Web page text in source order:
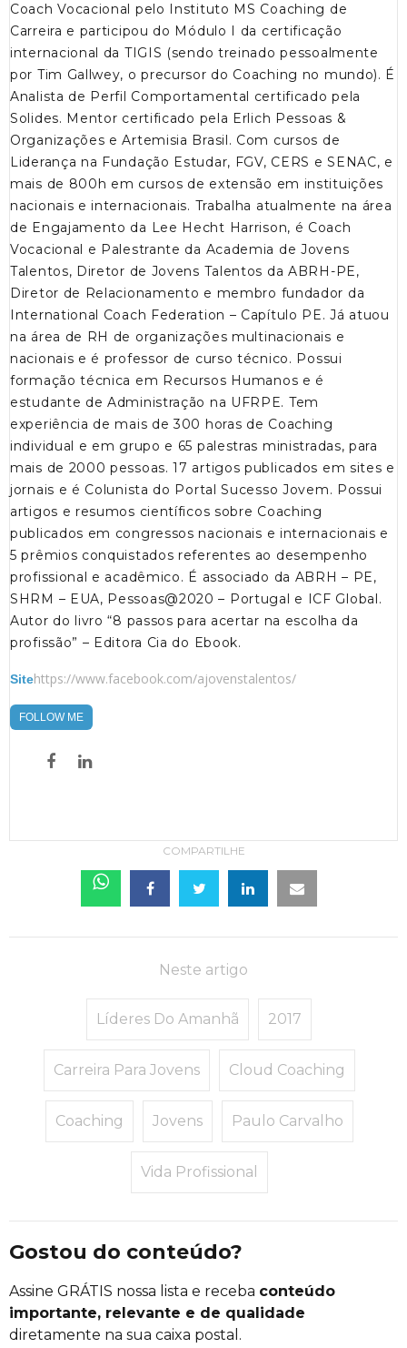
Coach Vocacional pelo Instituto MS Coaching de
Carreira e participou do Módulo I da certificação
internacional da TIGIS (sendo treinado pessoalmente
por Tim Gallwey, o precursor do Coaching no mundo). É
Analista de Perfil Comportamental certificado pela
Solides. Mentor certificado pela Erlich Pessoas &
Organizações e Artemisia Brasil. Com cursos de
Liderança na Fundação Estudar, FGV, CERS e SENAC, e
mais de 800h em cursos de extensão em instituições
nacionais e internacionais. Trabalha atualmente na área
de Engajamento da Lee Hecht Harrison, é Coach
Vocacional e Palestrante da Academia de Jovens
Talentos, Diretor de Jovens Talentos da ABRH-PE,
Diretor de Relacionamento e membro fundador da
International Coach Federation – Capítulo PE. Já atuou
na área de RH de organizações multinacionais e
nacionais e é professor de curso técnico. Possui
formação técnica em Recursos Humanos e é
estudante de Administração na UFRPE. Tem
experiência de mais de 300 horas de Coaching
individual e em grupo e 65 palestras ministradas, para
mais de 2000 pessoas. 17 artigos publicados em sites e
jornais e é Colunista do Portal Sucesso Jovem. Possui
artigos e resumos científicos sobre Coaching
publicados em congressos nacionais e internacionais e
5 prêmios conquistados referentes ao desempenho
profissional e acadêmico. É associado da ABRH – PE,
SHRM – EUA, Pessoas@2020 – Portugal e ICF Global.
Autor do livro “8 passos para acertar na escolha da
profissão” – Editora Cia do Ebook.
Sitehttps://www.facebook.com/ajovenstalentos/
FOLLOW ME
COMPARTILHE
Neste artigo
Líderes Do Amanhã 2017
Carreira Para Jovens Cloud Coaching
Coaching Jovens Paulo Carvalho
Vida Profissional
Gostou do conteúdo?
Assine GRÁTIS nossa lista e receba conteúdo
importante, relevante e de qualidade
diretamente na sua caixa postal.